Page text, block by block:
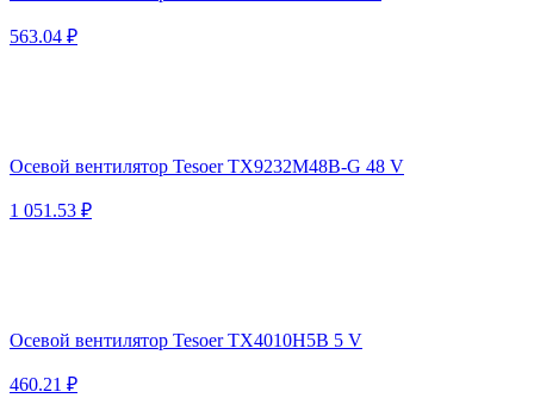
563.04 ₽
Осевой вентилятор Tesoer TX9232M48B-G 48 V
1 051.53 ₽
Осевой вентилятор Tesoer TX4010H5B 5 V
460.21 ₽